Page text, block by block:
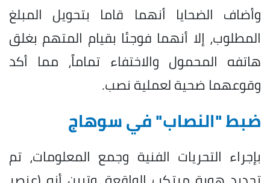
وأضاف الضحايا أنهما قاما بتحويل المبلغ
المطلوب، إلا أنهما فوجئا بقيام المتهم بغلق
هاتفه المحمول والاختفاء تماماً، مما أكد
وقوعهما ضحية لعملية نصب.
ضبط "النصاب" في سوهاج
بإجراء التحريات الفنية وجمع المعلومات، تم